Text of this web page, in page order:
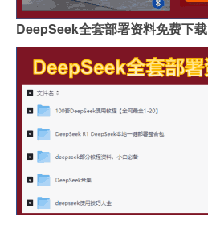
DeepSeek全套部署资料免费下载